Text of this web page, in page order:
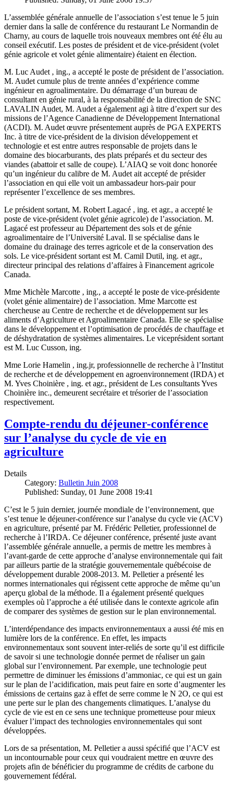
L’assemblée générale annuelle de l’association s’est tenue le 5 juin
dernier dans la salle de conférence du restaurant Le Normandin de
Charny, au cours de laquelle trois nouveaux membres ont été élu au
conseil exécutif. Les postes de président et de vice-président (volet
génie agricole et volet génie alimentaire) étaient en élection.
M. Luc Audet , ing., a accepté le poste de président de l’association.
M. Audet cumule plus de trente années d’expérience comme
ingénieur en agroalimentaire. Du démarrage d’un bureau de
consultant en génie rural, à la responsabilité de la direction de SNC
LAVALIN Audet, M. Audet a également agi à titre d’expert sur des
missions de l’Agence Canadienne de Développement International
(ACDI). M. Audet œuvre présentement auprès de PGA EXPERTS
Inc. à titre de vice-président de la division développement et
technologie et est entre autres responsable de projets dans le
domaine des biocarburants, des plats préparés et du secteur des
viandes (abattoir et salle de coupe). L’AIAQ se voit donc honorée
qu’un ingénieur du calibre de M. Audet ait accepté de présider
l’association en qui elle voit un ambassadeur hors-pair pour
représenter l’excellence de ses membres.
Le président sortant, M. Robert Lagacé , ing. et agr., a accepté le
poste de vice-président (volet génie agricole) de l’association. M.
Lagacé est professeur au Département des sols et de génie
agroalimentaire de l’Université Laval. Il se spécialise dans le
domaine du drainage des terres agricole et de la conservation des
sols. Le vice-président sortant est M. Camil Dutil, ing. et agr.,
directeur principal des relations d’affaires à Financement agricole
Canada.
Mme Michèle Marcotte , ing., a accepté le poste de vice-présidente
(volet génie alimentaire) de l’association. Mme Marcotte est
chercheuse au Centre de recherche et de développement sur les
aliments d’Agriculture et Agroalimentaire Canada. Elle se spécialise
dans le développement et l’optimisation de procédés de chauffage et
de déshydratation de systèmes alimentaires. Le viceprésident sortant
est M. Luc Cusson, ing.
Mme Lorie Hamelin , ing.jr, professionnelle de recherche à l’Institut
de recherche et de développement en agroenvironnement (IRDA) et
M. Yves Choinière , ing. et agr., président de Les consultants Yves
Choinière inc., demeurent secrétaire et trésorier de l’association
respectivement.
Compte-rendu du déjeuner-conférence
sur l’analyse du cycle de vie en
agriculture
Details
Category: Bulletin Juin 2008
Published: Sunday, 01 June 2008 19:41
C’est le 5 juin dernier, journée mondiale de l’environnement, que
s’est tenue le déjeuner-conférence sur l’analyse du cycle vie (ACV)
en agriculture, présenté par M. Frédéric Pelletier, professionnel de
recherche à l’IRDA. Ce déjeuner conférence, présenté juste avant
l’assemblée générale annuelle, a permis de mettre les membres à
l’avant-garde de cette approche d’analyse environnementale qui fait
par ailleurs partie de la stratégie gouvernementale québécoise de
développement durable 2008-2013. M. Pelletier a présenté les
normes internationales qui régissent cette approche de même qu’un
aperçu global de la méthode. Il a également présenté quelques
exemples où l’approche a été utilisée dans le contexte agricole afin
de comparer des systèmes de gestion sur le plan environnemental.
L’interdépendance des impacts environnementaux a aussi été mis en
lumière lors de la conférence. En effet, les impacts
environnementaux sont souvent inter-reliés de sorte qu’il est difficile
de savoir si une technologie donnée permet de réaliser un gain
global sur l’environnement. Par exemple, une technologie peut
permettre de diminuer les émissions d’ammoniac, ce qui est un gain
sur le plan de l’acidification, mais peut faire en sorte d’augmenter les
émissions de certains gaz à effet de serre comme le N 2O, ce qui est
une perte sur le plan des changements climatiques. L’analyse du
cycle de vie est en ce sens une technique prometteuse pour mieux
évaluer l’impact des technologies environnementales qui sont
développées.
Lors de sa présentation, M. Pelletier a aussi spécifié que l’ACV est
un incontournable pour ceux qui voudraient mettre en œuvre des
projets afin de bénéficier du programme de crédits de carbone du
gouvernement fédéral.